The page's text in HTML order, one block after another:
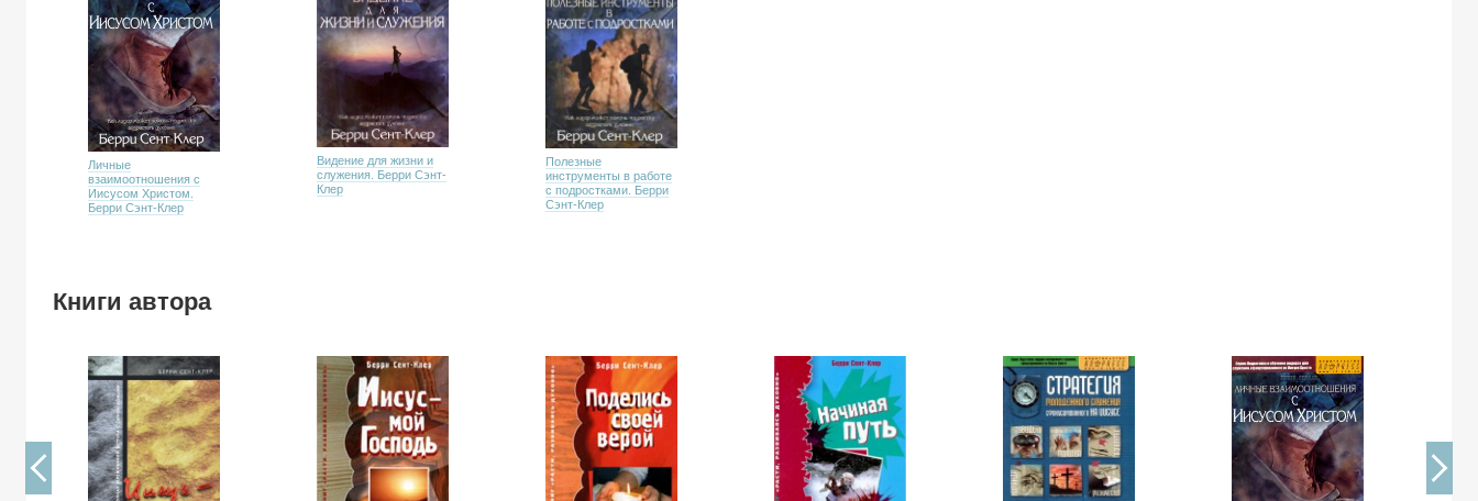
Личные
взаимоотношения с
Иисусом Христом.
Берри Сэнт-Клер
Видение для жизни и
служения. Берри Сэнт-
Клер
Полезные
инструменты в работе
с подростками. Берри
Сэнт-Клер
Книги автора